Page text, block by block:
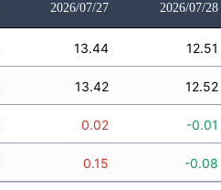
2026/07/27 2026/07/28
13.44 12.51
13.42 12.52
0.02 -0.01
0.15 -0.08